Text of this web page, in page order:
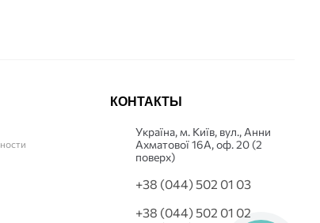
КОНТАКТЫ
Українa, м. Київ, вул., Анни
Ахматової 16А, оф. 20 (2
поверх)
+38 (044) 502 01 03
+38 (044) 502 01 02